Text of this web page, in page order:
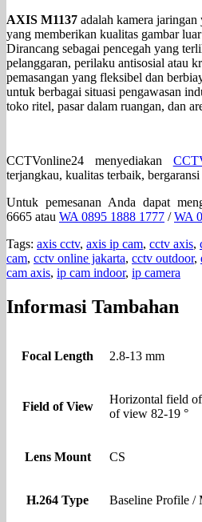
AXIS M1137 adalah kamera
yang memberikan kualitas gambar
Dirancang sebagai pencegah yang
pelanggaran, perilaku antisosial atau
pemasangan yang fleksibel dan
untuk berbagai situasi pengawasan
toko ritel, pasar dalam ruangan, dan
CCTVonline24 menyediakan
terjangkau, kualitas terbaik, bergaransi
Untuk pemesanan Anda dapat
6665 atau WA 0895 1888 1777 /WA
Tags: axis cctv, axis ip cam, cctv axis,
cam, cctv online jakarta, cctv outdoor,
cam axis, ip cam indoor, ip camera
Informasi Tambahan
Focal Length 2.8-13 mm
Field of View
Horizontal field
of view 82-19 °
Lens Mount CS
H.264 Type Baseline Profile /